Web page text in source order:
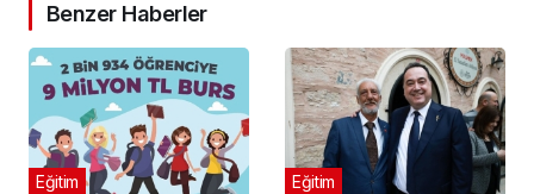
Benzer Haberler
Eğitim Eğitim